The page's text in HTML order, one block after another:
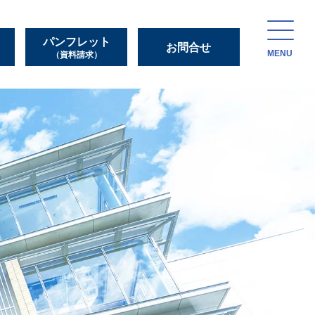
パンフレット
（資料請求）
お問合せ
MENU